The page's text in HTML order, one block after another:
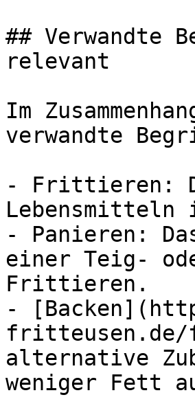
## Verwandte
relevant
Im
verwandte
- Frittieren:
Lebensmitteln
- Panieren:
einer Teig-
Frittieren.
-
fritteusen.de/
alternative
weniger Fett